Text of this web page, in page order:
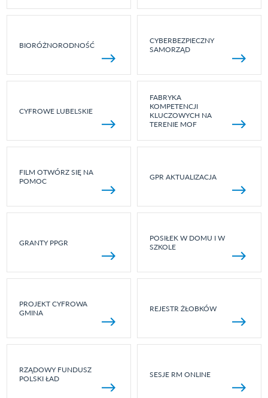
BIORÓŻNORODNOŚĆ
CYBERBEZPIECZNY
SAMORZĄD
CYFROWE LUBELSKIE
FABRYKA
KOMPETENCJI
KLUCZOWYCH NA
TERENIE MOF
FILM OTWÓRZ SIĘ NA
POMOC
GPR AKTUALIZACJA
GRANTY PPGR
POSIŁEK W DOMU I W
SZKOLE
PROJEKT CYFROWA
GMINA
REJESTR ŻŁOBKÓW
RZĄDOWY FUNDUSZ
POLSKI ŁAD
SESJE RM ONLINE